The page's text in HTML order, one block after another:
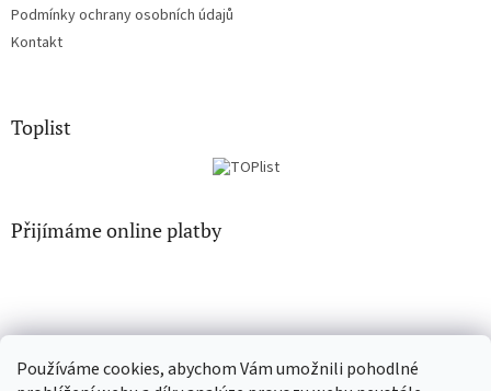
Používáme cookies, abychom Vám umožnili pohodlné
Podmínky ochrany osobních údajů
Kontakt
Toplist
Přijímáme online platby
CD-hudba.cz EN-filmy.cz